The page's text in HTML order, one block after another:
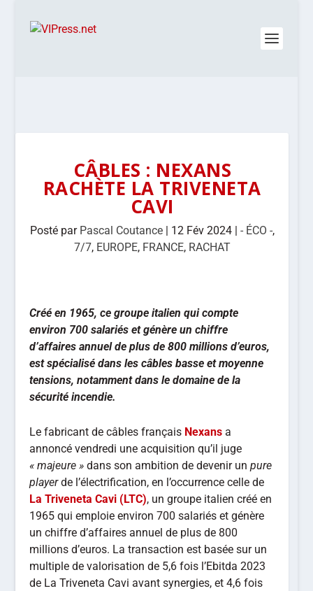
CÂBLES : NEXANS
RACHÈTE LA TRIVENETA
CAVI
Posté par Pascal Coutance| 12 Fév 2024| - ÉCO -,
7/7, EUROPE, FRANCE, RACHAT
Créé en 1965, ce groupe italien qui compte
environ 700 salariés et génère un chiffre
d’affaires annuel de plus de 800 millions d’euros,
est spécialisé dans les câbles basse et moyenne
tensions, notamment dans le domaine de la
sécurité incendie.
Le fabricant de câbles français Nexans a
annoncé vendredi une acquisition qu’il juge
« majeure » dans son ambition de devenir un pure
playerde l’électrification, en l’occurrence celle de
LaTriveneta Cavi (LTC), un groupe italien créé en
1965 qui emploie environ 700 salariés et génère
un chiffre d’affaires annuel de plus de 800
millions d’euros. La transaction est basée sur un
multiple de valorisation de 5,6 fois l’Ebitda 2023
de La Triveneta Cavi avant synergies, et 4,6 fois